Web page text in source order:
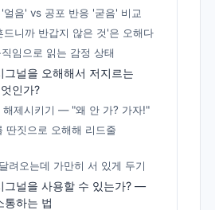
얼음' vs 공포 반응 '굳음' 비교
드니까 반갑지 않은 것'은 오해다
임으로 읽는 감정 상태
그널을 오해해서 저지르는
인가?
해제시키기 — "왜 안 가? 가자!"
딴짓으로 오해해 리드줄
려오는데 가만히 서 있게 두기
그널을 사용할 수 있는가? —
통하는 법